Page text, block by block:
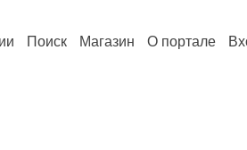
Поиск Магазин О портале